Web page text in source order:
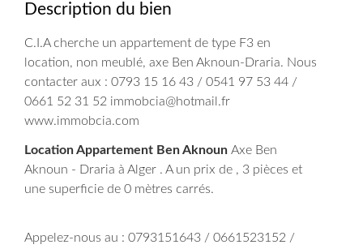
Description du bien
C.I.A cherche un appartement de type F3 en
location, non meublé, axe Ben Aknoun-Draria. Nous
contacter aux : 0793 15 16 43 / 0541 97 53 44 /
0661 52 31 52 immobcia@hotmail.fr
www.immobcia.com
Location Appartement Ben Aknoun Axe Ben
Aknoun - Draria à Alger . A un prix de , 3 pièces et
une superficie de 0 mètres carrés.
Appelez-nous au : 0793151643 / 0661523152 /